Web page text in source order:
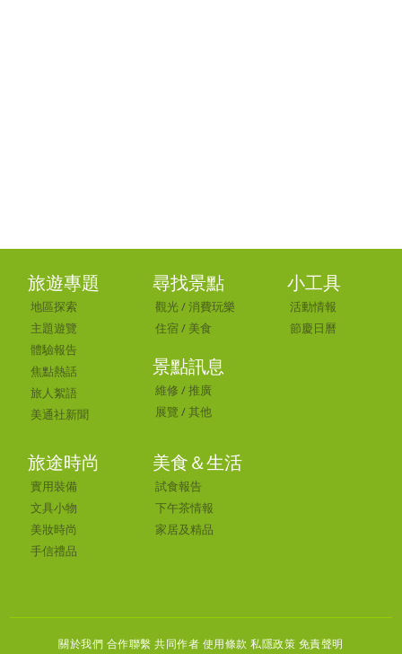
旅遊專題
地區探索
主題遊覽
體驗報告
焦點熱話
旅人絮語
美通社新聞
尋找景點
觀光 /消費玩樂
住宿 / 美食
景點訊息
維修 /推廣
展覽 /其他
小工具
活動情報
節慶日曆
旅途時尚
實用裝備
文具小物
美妝時尚
手信禮品
美食＆生活
試食報告
下午茶情報
家居及精品
關於我們 合作聯繫 共同作者 使用條款 私隱政策 免責聲明